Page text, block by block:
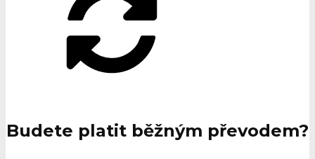
Budete platit běžným převodem?